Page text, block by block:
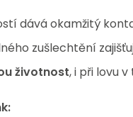
dává okamžitý
zušlechtění
životnost, i při lovu